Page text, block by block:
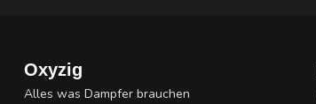
Oxyzig
Alles was Dampfer brauchen